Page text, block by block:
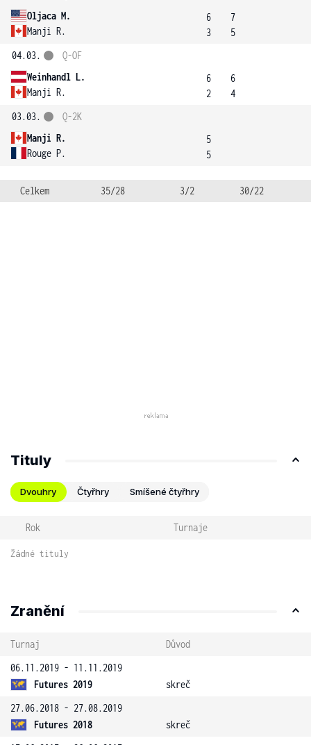
Oljaca M.
Manji R.
6
3
7
5
04.03.
Weinhandl L.
Manji R.
Q-OF
6
2
6
4
03.03.
Manji R.
Rouge P.
Q-2K
5
5
Celkem 35/28 3/2 30/22
Tituly
Dvouhry Čtyřhry Smíšené čtyřhry
Rok Turnaje
Žádné tituly
Zranění
Turnaj
Důvod
06.11.2019 - 11.11.2019
Futures 2019
skreč
27.06.2018 - 27.08.2019
Futures 2018
skreč